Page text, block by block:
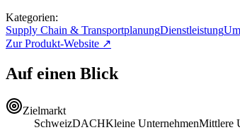
Kategorien:
Supply Chain & TransportplanungDienstleistung
Zur Produkt-Website ↗
Auf einen Blick
Zielmarkt
SchweizDACHKleine UnternehmenMittlere